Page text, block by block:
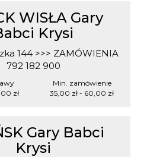
WISŁA Gary
Krysi
144 >>> ZAMÓWIENIA
792 182 900
zł
Min. zamówienie
35,00 zł - 60,00 zł
Gary Babci
Krysi